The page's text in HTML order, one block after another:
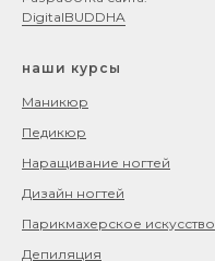
DigitalBUDDHA
наши курсы
Маникюр
Педикюр
Наращивание ногтей
Дизайн ногтей
Парикмахерское искусство
Депиляция